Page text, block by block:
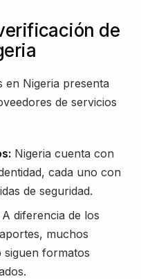
de
en Nigeria presenta
de servicios
Nigeria cuenta con
cada uno con
de seguridad.
A diferencia de los
muchos
siguen formatos